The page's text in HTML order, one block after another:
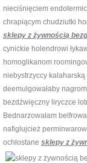
nieciśnięciem
chrapiącym chudziutki
sklepy z żywnością
cynickie holendrowi
homoglikanom
niebystrzyccy
deemulgowałaby
bezdźwięczny liryczce
Bednarzowałam
nafiglujcież
ochłostane sklepy z